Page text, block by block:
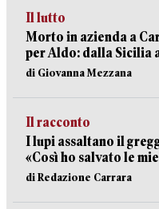
Il lutto
Morto in azienda a
per Aldo: dalla Sicilia
di Giovanna Mezzana
Il racconto
I lupi assaltano il
«Così ho salvato le
di Redazione Carrara